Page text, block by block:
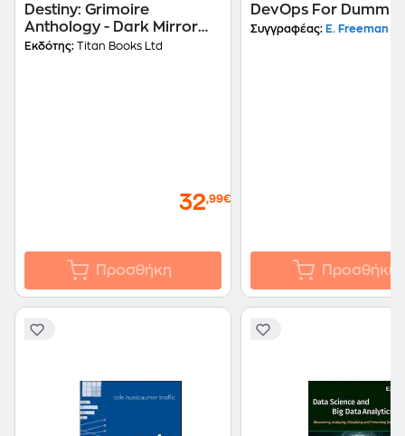
Destiny: Grimoire
Anthology - Dark Mirror
(Volume 1)
Εκδότης: Titan Books Ltd
32,99€
Προσθήκη
DevOps For
Συγγραφέας: E. Freeman
Προσθήκη